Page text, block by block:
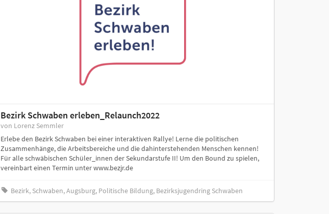
Bezirk Schwaben erleben_Relaunch2022
von Lorenz Semmler
Erlebe den Bezirk Schwaben bei einer interaktiven Rallye! Lerne die politischen
Zusammenhänge, die Arbeitsbereiche und die dahinterstehenden Menschen kennen!
Für alle schwäbischen Schüler_innen der Sekundarstufe II! Um den Bound zu spielen,
vereinbart einen Termin unter www.bezjr.de
Bezirk, Schwaben, Augsburg, Politische Bildung, Bezirksjugendring Schwaben